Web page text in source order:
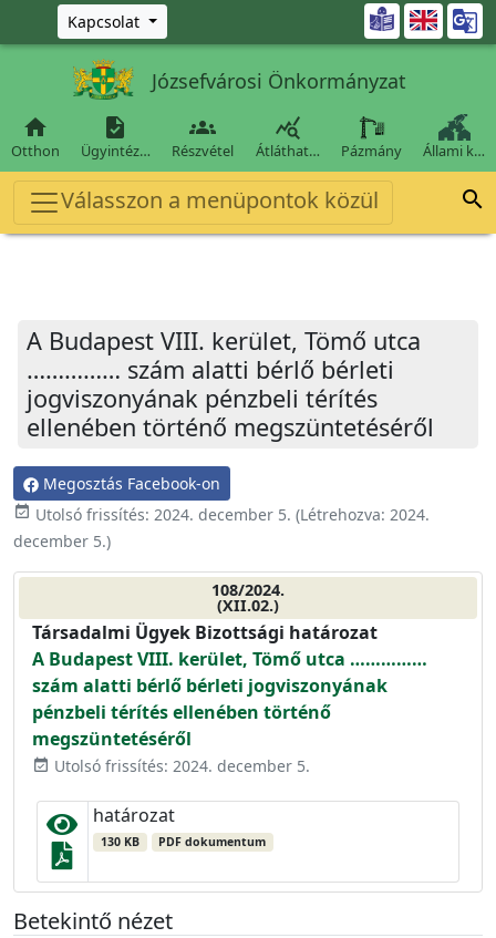
Ugrás a fő tartalomra
Kapcsolat 
Józsefvárosi Önkormányzat

Otthon

Ügyintéz…

Részvétel

Átláthat… Pázmány Állami k…
Válasszon a menüpontok közül 
A Budapest VIII. kerület, Tömő utca
…………… szám alatti bérlő bérleti
jogviszonyának pénzbeli térítés
ellenében történő megszüntetéséről
Megosztás Facebook-on
event_available Utolsó frissítés: 2024. december 5. (Létrehozva: 2024.
december 5.)
108/2024.
(XII.02.)
Társadalmi Ügyek Bizottsági határozat
A Budapest VIII. kerület, Tömő utca ……………
szám alatti bérlő bérleti jogviszonyának
pénzbeli térítés ellenében történő
megszüntetéséről
event_available Utolsó frissítés: 2024. december 5.
határozat
130 KB PDF dokumentum
Betekintő nézet